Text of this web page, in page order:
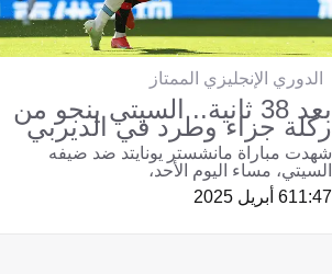
الدوري الإنجليزي الممتاز
بعد 38 ثانية.. السيتي ينجو من
ركلة جزاء وطرد في الديربي
شهدت مباراة مانشستر يونايتد ضد ضيفه
السيتي، مساء اليوم الأحد،
11:476 أبريل 2025